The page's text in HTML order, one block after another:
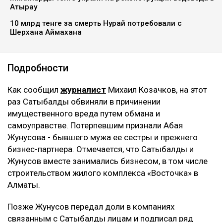
Атырау
10 млрд тенге за смерть Нурай потребовали с
Шерхана Аймахана
Подробности
Как сообщил журналист Михаил Козачков, на этот
раз Сатыбалды обвиняли в причинении
имущественного вреда путем обмана и
самоуправстве. Потерпевшим признали Абая
Жунусова - бывшего мужа ее сестры и прежнего
бизнес-партнера. Отмечается, что Сатыбалды и
Жунусов вместе занимались бизнесом, в том числе
строительством жилого комплекса «Восточка» в
Алматы.
Позже Жунусов передал доли в компаниях
связанным с Сатыбалды лицам и подписал ряд